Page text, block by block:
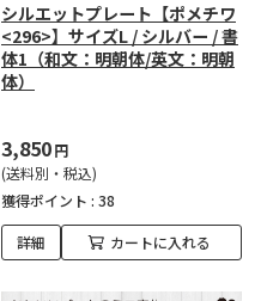
シルエットプレート【ポメチワ
<296>】サイズL / シルバー / 書
体1（和文：明朝体/英文：明朝
体）
3,850円
(送料別・税込)
獲得ポイント : 38
詳細 カートに入れる